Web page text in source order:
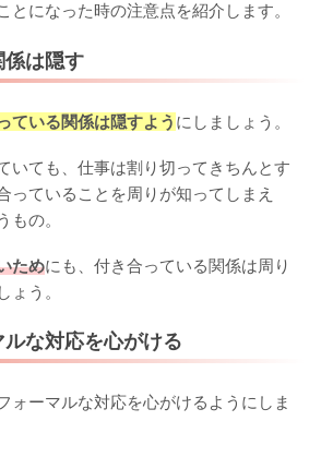
とになった時の注意点を紹介します。
係は隠す
ている関係は隠すよう にしましょう。
いても、仕事は割り切ってきちんとす
っていることを周りが知ってしまえ
もの。
ためにも、付き合っている関係は周り
ょう。
な対応を心がける
ォーマルな対応を心がけるようにしま